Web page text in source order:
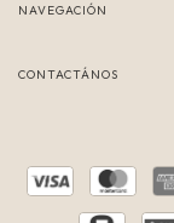
NAVEGACIÓN
CONTACTÁNOS